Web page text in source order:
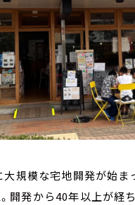
規模な宅地開発が始ま
開発から40年以上が経